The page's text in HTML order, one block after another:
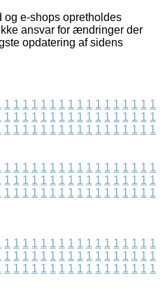
e-shops opretholdes
ansvar for ændringer der
opdatering af sidens
1 1 1 1 1 1 1 1 1 1 1 1 1 1 1 1 1
1 1 1 1 1 1 1 1 1 1 1 1 1 1 1 1 1
1 1 1 1 1 1 1 1 1 1 1 1 1 1 1 1 1
1 1 1 1 1 1 1 1 1 1 1 1 1 1 1 1 1
1 1 1 1 1 1 1 1 1 1 1 1 1 1 1 1 1
1 1 1 1 1 1 1 1 1 1 1 1 1 1 1 1 1
1 1 1 1 1 1 1 1 1 1 1 1 1 1 1 1 1
1 1 1 1 1 1 1 1 1 1 1 1 1 1 1 1 1
1 1 1 1 1 1 1 1 1 1 1 1 1 1 1 1 1